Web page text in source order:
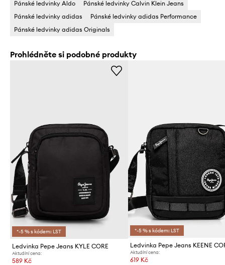
Pánské ledvinky Aldo
Pánské ledvinky Calvin Klein Jeans
Pánské ledvinky adidas
Pánské ledvinky adidas Performance
Pánské ledvinky adidas Originals
Prohlédněte si podobné produkty
*-5 % s kódem: LST
Ledvinka Pepe Jeans KYLE CORE
Aktuální cena:
589 Kč
*-5 % s kódem: LST
Ledvinka Pepe Jeans KEENE
Aktuální cena:
619 Kč